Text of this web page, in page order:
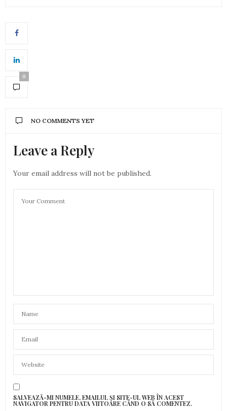
0
NO COMMENTS YET
Leave a Reply
Your email address will not be published.
SALVEAZĂ-MI NUMELE, EMAILUL ȘI SITE-UL WEB ÎN ACEST
NAVIGATOR PENTRU DATA VIITOARE CÂND O SĂ COMENTEZ.